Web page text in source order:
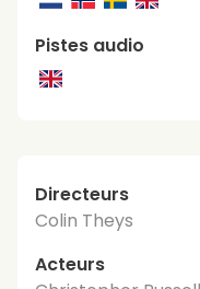
Pistes audio
Directeurs
Colin Theys
Acteurs